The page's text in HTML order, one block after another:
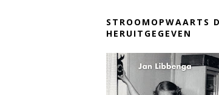
STROOMOPWAARTS
HERUITGEGEVEN